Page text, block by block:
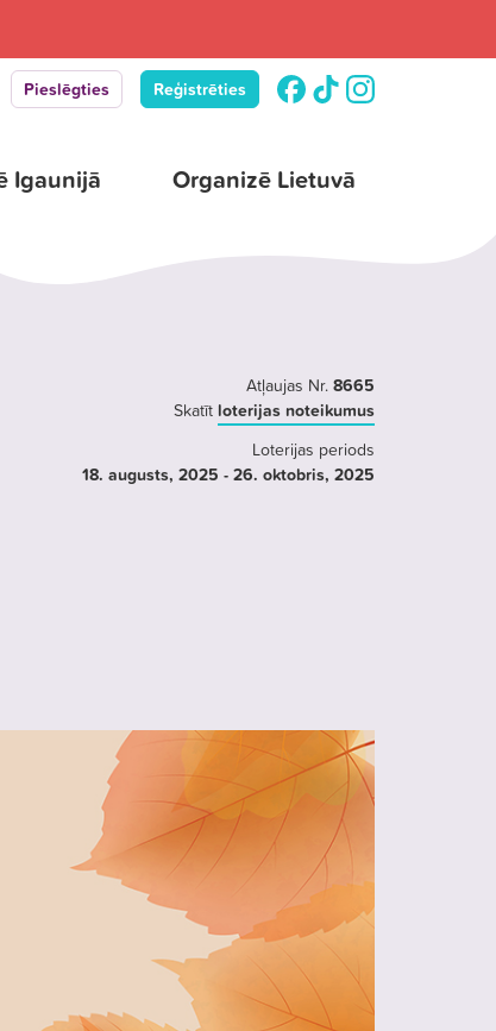
Pieslēgties Reģistrēties
Igaunijā Organizē Lietuvā
Atļaujas Nr. 8665
Skatīt loterijas noteikumus
Loterijas periods
18. augusts, 2025 - 26. oktobris, 2025